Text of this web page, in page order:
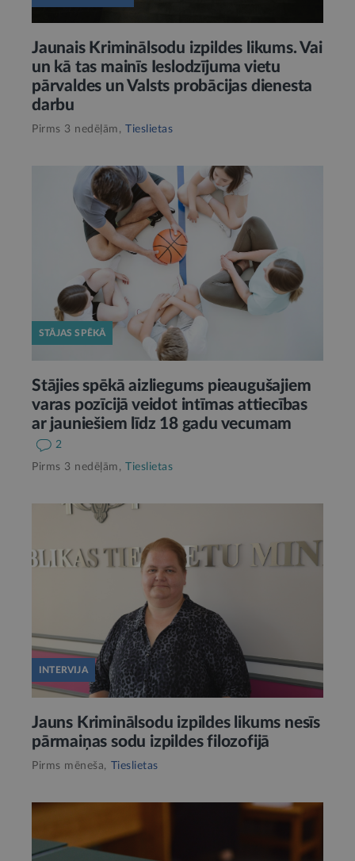
Jaunais Kriminālsodu izpildes likums. Vai
un kā tas mainīs Ieslodzījuma vietu
pārvaldes un Valsts probācijas dienesta
darbu
Pirms 3 nedēļām, Tieslietas
STĀJAS SPĒKĀ
Stājies spēkā aizliegums pieaugušajiem
varas pozīcijā veidot intīmas attiecības
ar jauniešiem līdz 18 gadu vecumam
2
Pirms 3 nedēļām, Tieslietas
INTERVIJA
Jauns Kriminālsodu izpildes likums nesīs
pārmaiņas sodu izpildes filozofijā
Pirms mēneša, Tieslietas